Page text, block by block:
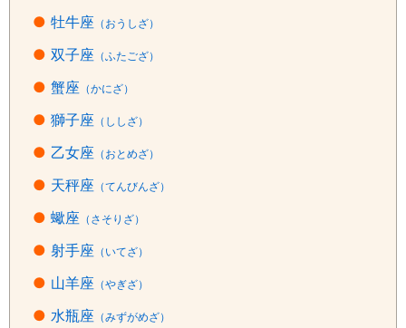
● 牡牛座 （おうしざ）
● 双子座 （ふたござ）
● 蟹座 （かにざ）
● 獅子座 （ししざ）
● 乙女座 （おとめざ）
● 天秤座 （てんびんざ）
● 蠍座 （さそりざ）
● 射手座 （いてざ）
● 山羊座 （やぎざ）
● 水瓶座 （みずがめざ）